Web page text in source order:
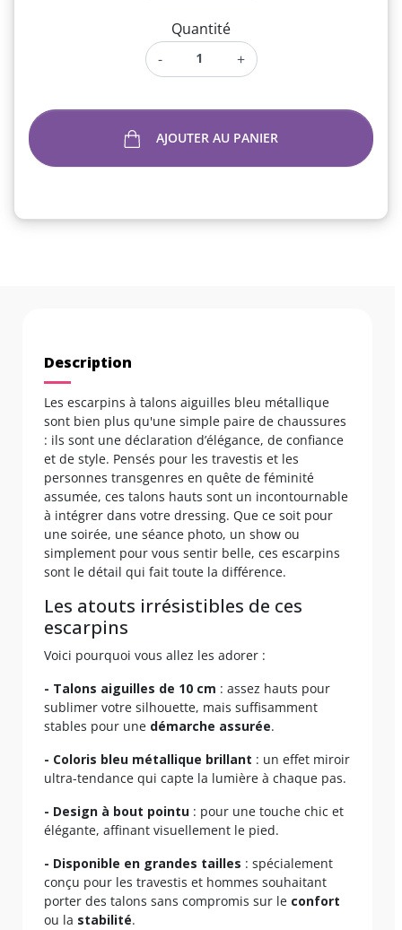
Quantité
-
+
AJOUTER AU PANIER
Description
Les escarpins à talons aiguilles bleu métallique
sont bien plus qu'une simple paire de chaussures
: ils sont une déclaration d’élégance, de confiance
et de style. Pensés pour les travestis et les
personnes transgenres en quête de féminité
assumée, ces talons hauts sont un incontournable
à intégrer dans votre dressing. Que ce soit pour
une soirée, une séance photo, un show ou
simplement pour vous sentir belle, ces escarpins
sont le détail qui fait toute la différence.
Les atouts irrésistibles de ces
escarpins
Voici pourquoi vous allez les adorer :
- Talons aiguilles de 10 cm : assez hauts pour
sublimer votre silhouette, mais suffisamment
stables pour une démarche assurée.
- Coloris bleu métallique brillant : un effet miroir
ultra-tendance qui capte la lumière à chaque pas.
- Design à bout pointu : pour une touche chic et
élégante, affinant visuellement le pied.
- Disponible en grandes tailles : spécialement
conçu pour les travestis et hommes souhaitant
porter des talons sans compromis sur le confort
ou la stabilité.